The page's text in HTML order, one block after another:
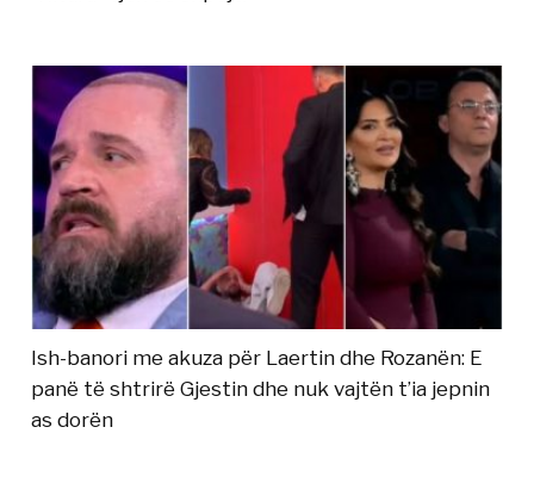
Ish-banori me akuza për Laertin dhe Rozanën: E
panë të shtrirë Gjestin dhe nuk vajtën t’ia jepnin
as dorën